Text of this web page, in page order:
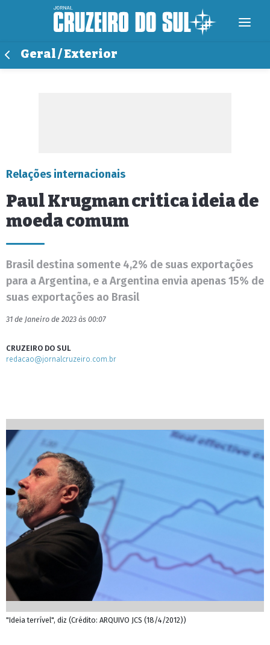
Geral / Exterior
Relações internacionais
Paul Krugman critica ideia de
moeda comum
Brasil destina somente 4,2% de suas exportações
para a Argentina, e a Argentina envia apenas 15% de
suas exportações ao Brasil
31 de Janeiro de 2023 às 00:07
CRUZEIRO DO SUL
redacao@jornalcruzeiro.com.br
"Ideia terrível", diz (Crédito: ARQUIVO JCS (18/4/2012))